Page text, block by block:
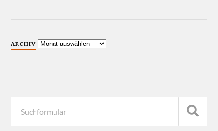
ARCHIV